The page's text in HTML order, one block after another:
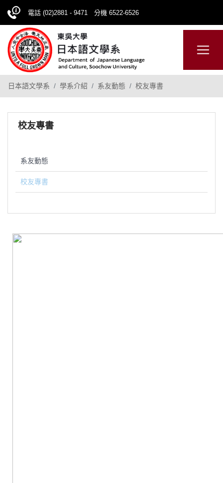
電話 (02)2881 - 9471 分機 6522-6526
日本語 ENGLISH
日本語文學系 學系介紹 系友動態 校友專書
校友專書
系友動態
校友專書